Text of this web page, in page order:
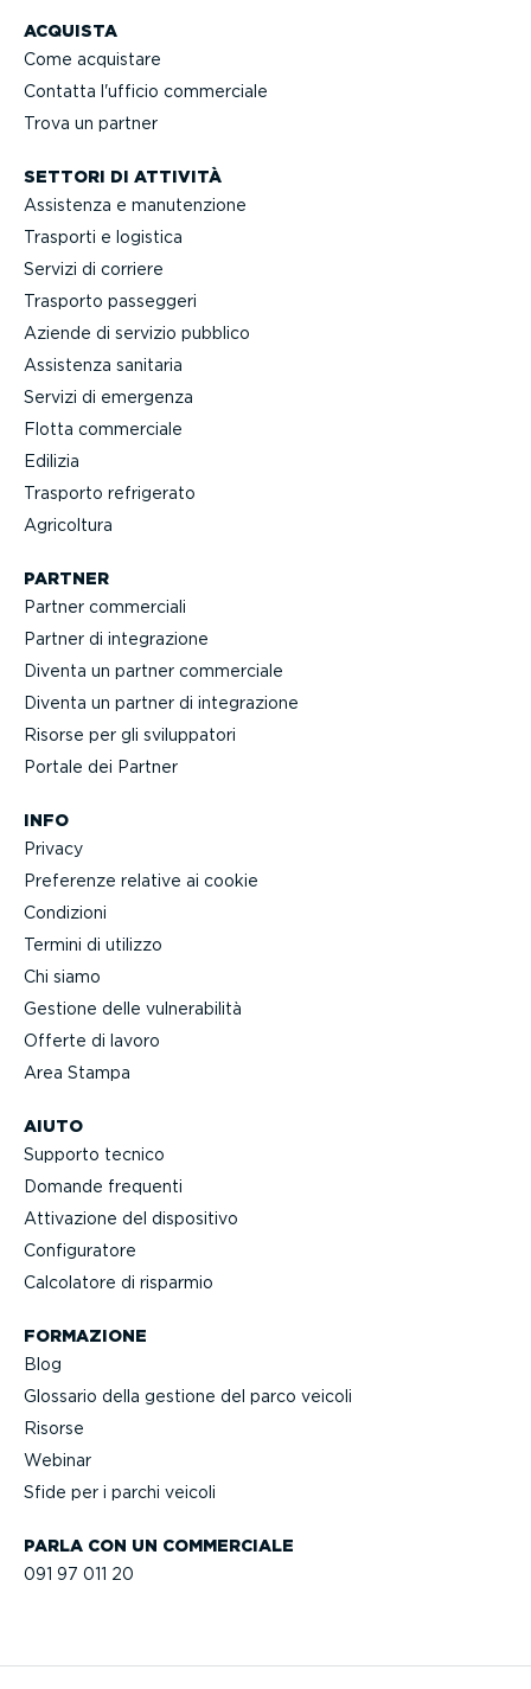
ACQUISTA
Come acquistare
Contatta l'ufficio commerciale
Trova un partner
SETTORI DI ATTIVITÀ
Assistenza e manuten­zione
Trasporti e logistica
Servizi di corriere
Trasporto passeggeri
Aziende di servizio pubblico
Assistenza sanitaria
Servizi di emergenza
Flotta commerciale
Edilizia
Trasporto refrigerato
Agricoltura
PARLA CON UN COMMERCIALE
091 97 011 20
AIUTO
Supporto tecnico
Domande frequenti
Attivazione del dispositivo
Confi­gu­ratore
Calcolatore di risparmio
FORMAZIONE
Blog
Glossario della gestione del parco veicoli
Risorse
Webinar
Sfide per i parchi veicoli
PARTNER
Partner commerciali
Partner di integra­zione
Diventa un partner commerciale
Diventa un partner di integra­zione
Risorse per gli svilup­patori
Portale dei Partner
INFO
Privacy
Preferenze relative ai cookie
Condizioni
Termini di utilizzo
Chi siamo
Gestione delle vulne­ra­bilità
Offerte di lavoro
Area Stampa